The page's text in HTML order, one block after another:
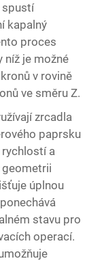
spustí
kapalný
proces
níž je možné
v rovině
ve směru Z.
zrcadla
paprsku
a
geometrii
úplnou
stavu pro
operací.